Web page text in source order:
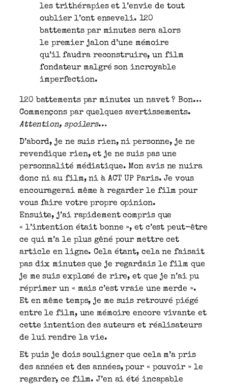
les trithérapies et l’envie de tout
oublier l’ont enseveli. 120
battements par minutes sera alors
le premier jalon d’une mémoire
qu’il faudra reconstruire, un film
fondateur malgré son incroyable
imperfection.
120 battements par minute: un navet ? Bon…
Commençons par quelques avertissements.
Attention, spoilers…
D’abord, je ne suis rien, ni personne, je ne
revendique rien, et je ne suis pas une
personnalité médiatique. Mon avis ne nuira
donc ni au film, ni à ACT UP Paris. Je vous
encouragerai même à regarder le film pour
vous faire votre propre opinion.
Ensuite, j’ai rapidement compris que
« l’intention était bonne », et c’est peut-être
ce qui m’a le plus gêné pour mettre cet
article en ligne. Cela étant, cela ne faisait
pas dix minutes que je regardais le film que
je me suis explosé de rire, et que je n’ai pu
réprimer un « mais c’est vraie une merde ».
Et en même temps, je me suis retrouvé piégé
entre le film, une mémoire encore vivante et
cette intention des auteurs et réalisateurs
de lui rendre la vie.
Et puis je dois souligner que cela m’a pris
des années et des années, pour « pouvoir » le
regarder, ce film. J’en ai été incapable